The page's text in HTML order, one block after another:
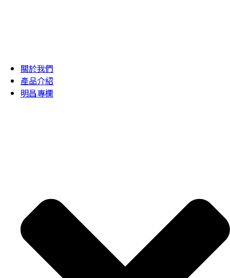
關於我們
產品介紹
明昌專欄